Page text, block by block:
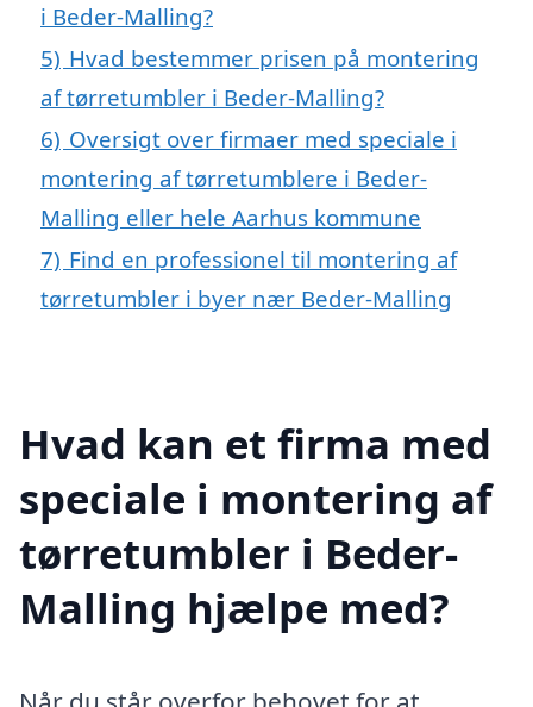
i Beder-Malling?
5) Hvad bestemmer prisen på montering
af tørretumbler i Beder-Malling?
6) Oversigt over firmaer med speciale i
montering af tørretumblere i Beder-
Malling eller hele Aarhus kommune
7) Find en professionel til montering af
tørretumbler i byer nær Beder-Malling
Hvad kan et firma med
speciale i montering af
tørretumbler i Beder-
Malling hjælpe med?